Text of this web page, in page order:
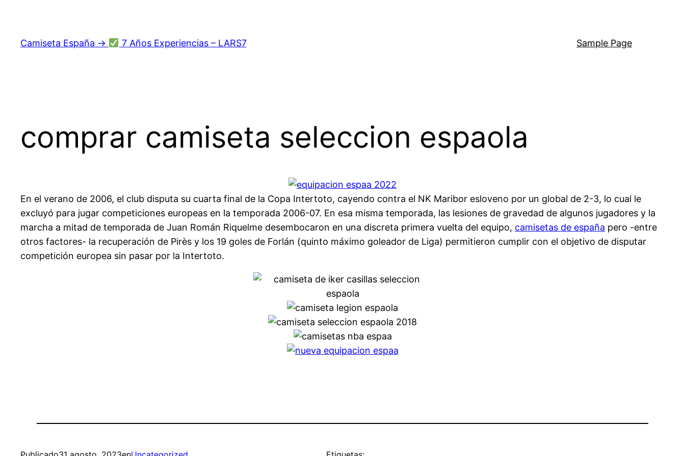
contenido
Camiseta España → 7 Años Experiencias – LARS7 Sample Page
comprar camiseta seleccion espaola
En el verano de 2006, el club disputa su cuarta final de la Copa Intertoto, cayendo contra el NK Maribor esloveno por un global de 2-3, lo cual le
excluyó para jugar competiciones europeas en la temporada 2006-07. En esa misma temporada, las lesiones de gravedad de algunos jugadores y la
marcha a mitad de temporada de Juan Román Riquelme desembocaron en una discreta primera vuelta del equipo, camisetas de españa pero -entre
otros factores- la recuperación de Pirès y los 19 goles de Forlán (quinto máximo goleador de Liga) permitieron cumplir con el objetivo de disputar
competición europea sin pasar por la Intertoto.